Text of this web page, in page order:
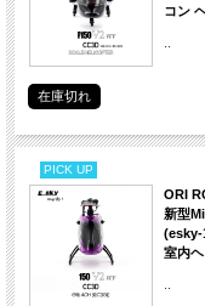
コン
在庫切れ
PICK UP
ORI
新型
(esky-
室内ヘ